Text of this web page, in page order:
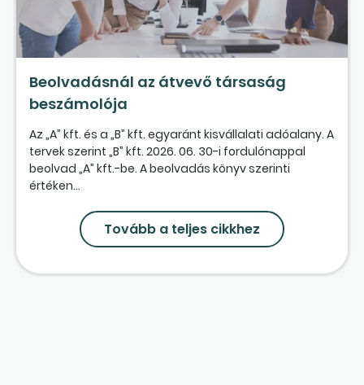
Beolvadásnál az átvevő társaság
beszámolója
Az „A” kft. és a „B” kft. egyaránt kisvállalati adóalany. A
tervek szerint „B” kft. 2026. 06. 30-i fordulónappal
beolvad „A” kft.-be. A beolvadás könyv szerinti
értéken...
Tovább a teljes cikkhez